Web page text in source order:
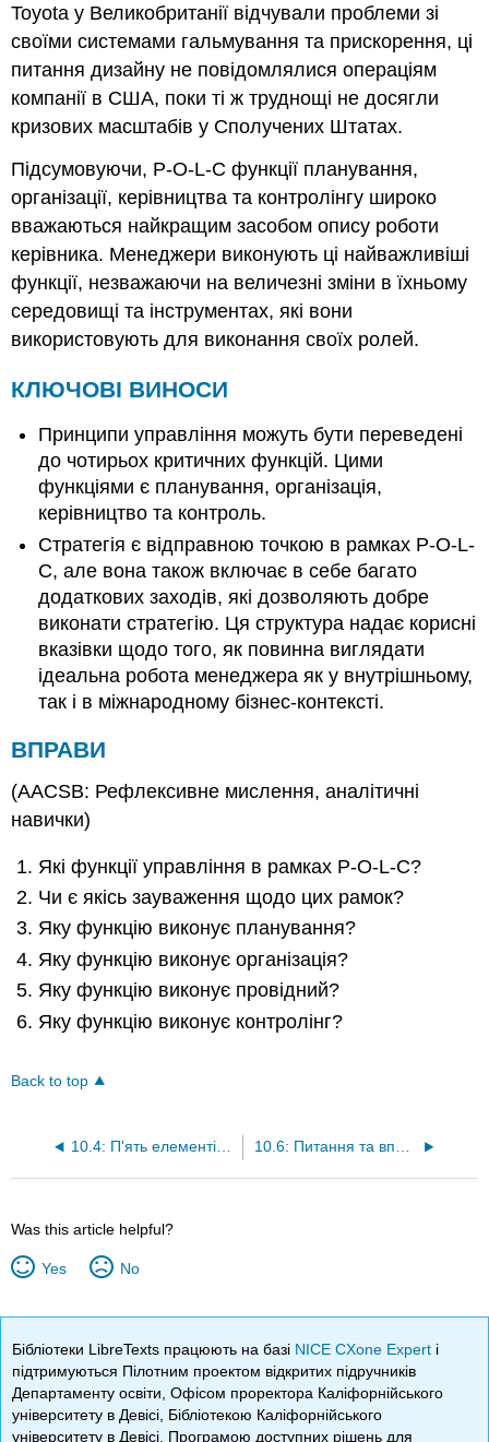
Toyota у Великобританії відчували проблеми зі
своїми системами гальмування та прискорення, ці
питання дизайну не повідомлялися операціям
компанії в США, поки ті ж труднощі не досягли
кризових масштабів у Сполучених Штатах.
Підсумовуючи, P-O-L-C функції планування,
організації, керівництва та контролінгу широко
вважаються найкращим засобом опису роботи
керівника. Менеджери виконують ці найважливіші
функції, незважаючи на величезні зміни в їхньому
середовищі та інструментах, які вони
використовують для виконання своїх ролей.
КЛЮЧОВІ ВИНОСИ
Принципи управління можуть бути переведені
до чотирьох критичних функцій. Цими
функціями є планування, організація,
керівництво та контроль.
Стратегія є відправною точкою в рамках P-O-L-
C, але вона також включає в себе багато
додаткових заходів, які дозволяють добре
виконати стратегію. Ця структура надає корисні
вказівки щодо того, як повинна виглядати
ідеальна робота менеджера як у внутрішньому,
так і в міжнародному бізнес-контексті.
ВПРАВИ
(AACSB: Рефлексивне мислення, аналітичні
навички)
Які функції управління в рамках P-O-L-C?
Чи є якісь зауваження щодо цих рамок?
Яку функцію виконує планування?
Яку функцію виконує організація?
Яку функцію виконує провідний?
Яку функцію виконує контролінг?
Back to top
10.4: П'ять елементів стратегії
Was this article helpful?
Yes No
Бібліотеки LibreTexts працюють на базі NICE CXone Expert і
підтримуються Пілотним проектом відкритих підручників
Департаменту освіти, Офісом проректора Каліфорнійського
університету в Девісі, Бібліотекою Каліфорнійського
університету в Девісі, Програмою доступних рішень для